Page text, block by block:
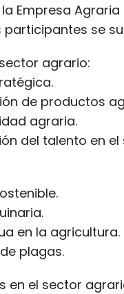
Empresa
se
agrario:
de productos
agraria.
del talento en
en la agricultura.
plagas.
en el sector